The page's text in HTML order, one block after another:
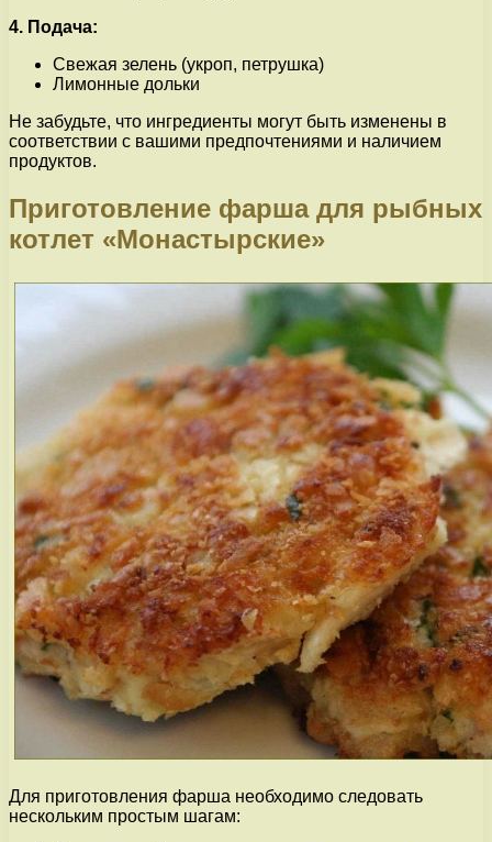
4. Подача:
Свежая зелень (укроп, петрушка)
Лимонные дольки
Не забудьте, что ингредиенты могут быть изменены в
соответствии с вашими предпочтениями и наличием
продуктов.
Приготовление фарша для рыбных
котлет «Монастырские»
Для приготовления фарша необходимо следовать
нескольким простым шагам: